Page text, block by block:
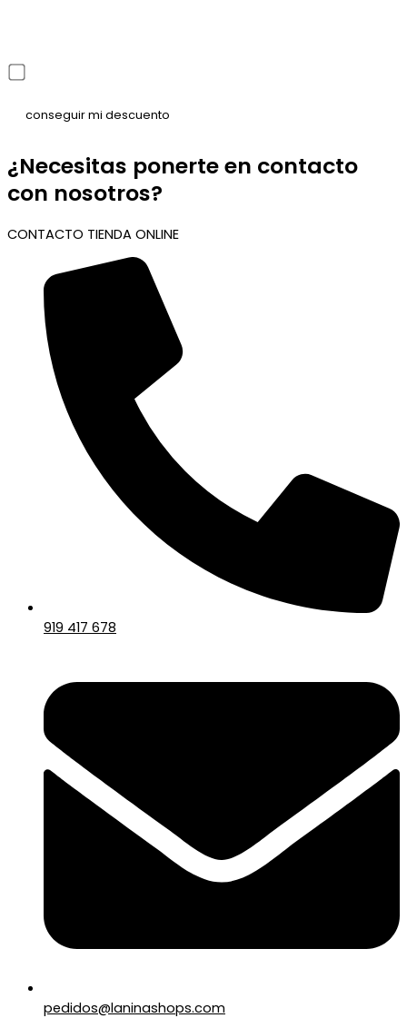
¿Necesitas ponerte en contacto
con nosotros?
CONTACTO TIENDA ONLINE
919 417 678
pedidos@laninashops.com